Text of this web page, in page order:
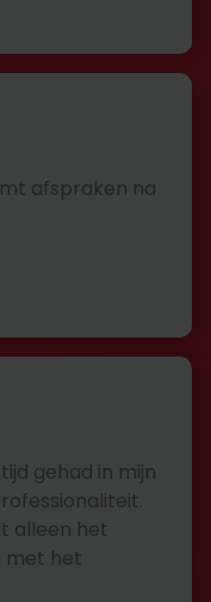
afspraken na
gehad in mijn
alleen het
met het